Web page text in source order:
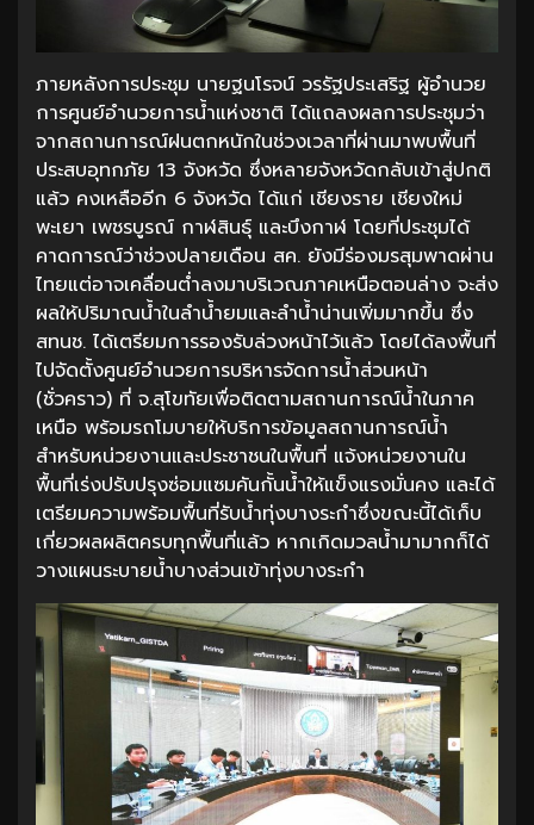
ภายหลังการประชุม นายฐนโรจน์ วรรัฐประเสริฐ ผู้อำนวย
การศูนย์อำนวยการน้ำแห่งชาติ ได้แถลงผลการประชุมว่า
จากสถานการณ์ฝนตกหนักในช่วงเวลาที่ผ่านมาพบพื้นที่
ประสบอุทกภัย 13 จังหวัด ซึ่งหลายจังหวัดกลับเข้าสู่ปกติ
แล้ว คงเหลืออีก 6 จังหวัด ได้แก่ เชียงราย เชียงใหม่
พะเยา เพชรบูรณ์ กาฬสินธุ์ และบึงกาฬ โดยที่ประชุมได้
คาดการณ์ว่าช่วงปลายเดือน สค. ยังมีร่องมรสุมพาดผ่าน
ไทยแต่อาจเคลื่อนต่ำลงมาบริเวณภาคเหนือตอนล่าง จะส่ง
ผลให้ปริมาณน้ำในลำน้ำยมและลำน้ำน่านเพิ่มมากขึ้น ซึ่ง
สทนช. ได้เตรียมการรองรับล่วงหน้าไว้แล้ว โดยได้ลงพื้นที่
ไปจัดตั้งศูนย์อำนวยการบริหารจัดการน้ำส่วนหน้า
(ชั่วคราว) ที่ จ.สุโขทัยเพื่อติดตามสถานการณ์น้ำในภาค
เหนือ พร้อมรถโมบายให้บริการข้อมูลสถานการณ์น้ำ
สำหรับหน่วยงานและประชาชนในพื้นที่ แจ้งหน่วยงานใน
พื้นที่เร่งปรับปรุงซ่อมแซมคันกั้นน้ำให้แข็งแรงมั่นคง และได้
เตรียมความพร้อมพื้นที่รับน้ำทุ่งบางระกำซึ่งขณะนี้ได้เก็บ
เกี่ยวผลผลิตครบทุกพื้นที่แล้ว หากเกิดมวลน้ำมามากก็ได้
วางแผนระบายน้ำบางส่วนเข้าทุ่งบางระกำ